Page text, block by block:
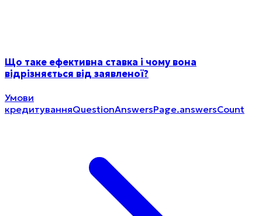
Що таке ефективна ставка і чому вона
відрізняється від заявленої?
Умови
кредитуванняQuestionAnswersPage.answersCount